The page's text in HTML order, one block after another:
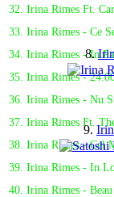
32. Irina Rimes Ft.
33. Irina Rimes - Ce
34. Irina Rimes - In
35. Irina Rimes -
36. Irina Rimes - Nu
37. Irina Rimes Ft.
38. Irina Rimes - Cel
39. Irina Rimes - In
40. Irina Rimes - Beau
8.
9.